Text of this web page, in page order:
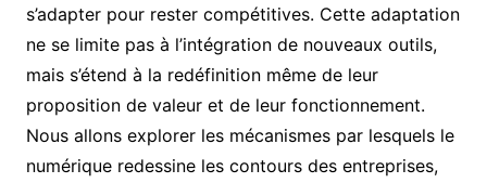
s’adapter pour rester compétitives. Cette adaptation
ne se limite pas à l’intégration de nouveaux outils,
mais s’étend à la redéfinition même de leur
proposition de valeur et de leur fonctionnement.
Nous allons explorer les mécanismes par lesquels le
numérique redessine les contours des entreprises,